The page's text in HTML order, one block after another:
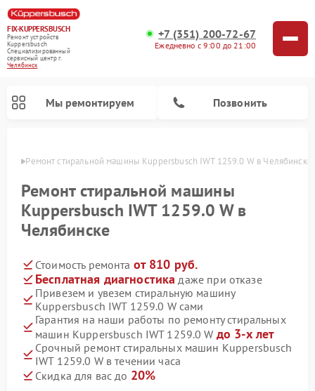
FIX-KUPPERSBUSCH
Ремонт устройств
Kuppersbusch
Специализированный
cервисный центр г.
Челябинск
+7 (351) 200-72-67
Ежедневно с 9:00 до 21:00
Мы ремонтируем Позвонить
Ремонт стиральной машины Kuppersbusch IWT 1259.0 W в Челябинске
Ремонт стиральной машины
Kuppersbusch IWT 1259.0 W в
Челябинске
Стоимость ремонта от 810 руб.
Бесплатная диагностика даже при отказе
Привезем и увезем стиральную машину
Kuppersbusch IWT 1259.0 W сами
Гарантия на наши работы по ремонту стиральных
машин Kuppersbusch IWT 1259.0 W до 3-х лет
Срочный ремонт стиральных машин Kuppersbusch
IWT 1259.0 W в течении часа
Скидка для вас до 20%